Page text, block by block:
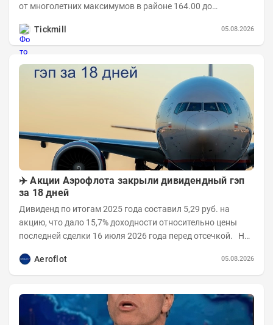
от многолетних максимумов в районе 164.00 до
Tickmill
05.08.2026
✈️ Акции Аэрофлота закрыли дивидендный гэп
за 18 дней
Дивиденд по итогам 2025 года составил 5,29 руб. на
акцию, что дало 15,7% доходности относительно цены
последней сделки 16 июля 2026 года перед отсечкой. На
Aeroflot
05.08.2026